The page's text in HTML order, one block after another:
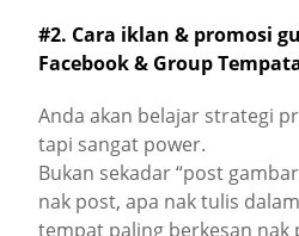
#2. Cara iklan & promosi
Facebook & Group
Anda akan belajar strategi
tapi sangat power.
Bukan sekadar “post
nak post, apa nak tulis
tempat paling berkesan